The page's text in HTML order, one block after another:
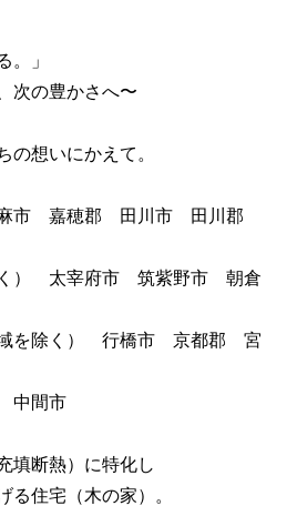
。」
次の豊かさへ〜
の想いにかえて。
麻市 嘉穂郡 田川市 田川郡
く） 太宰府市 筑紫野市 朝倉
を除く） 行橋市 京都郡 宮
中間市
填断熱）に特化し
る住宅（木の家）。